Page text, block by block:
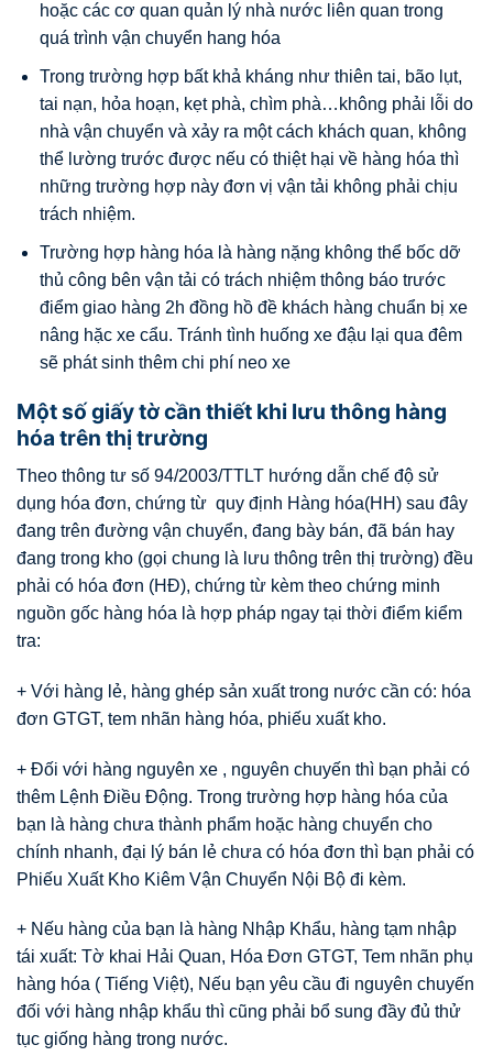
hoặc các cơ quan quản lý nhà nước liên quan trong
quá trình vận chuyển hang hóa
Trong trường hợp bất khả kháng như thiên tai, bão lụt,
tai nạn, hỏa hoạn, kẹt phà, chìm phà…không phải lỗi do
nhà vận chuyển và xảy ra một cách khách quan, không
thể lường trước được nếu có thiệt hại về hàng hóa thì
những trường hợp này đơn vị vận tải không phải chịu
trách nhiệm.
Trường hợp hàng hóa là hàng nặng không thể bốc dỡ
thủ công bên vận tải có trách nhiệm thông báo trước
điểm giao hàng 2h đồng hồ đề khách hàng chuẩn bị xe
nâng hặc xe cẩu. Tránh tình huống xe đậu lại qua đêm
sẽ phát sinh thêm chi phí neo xe
Một số giấy tờ cần thiết khi lưu thông hàng
hóa trên thị trường
Theo thông tư số 94/2003/TTLT hướng dẫn chế độ sử
dụng hóa đơn, chứng từ quy định Hàng hóa(HH) sau đây
đang trên đường vận chuyển, đang bày bán, đã bán hay
đang trong kho (gọi chung là lưu thông trên thị trường) đều
phải có hóa đơn (HĐ), chứng từ kèm theo chứng minh
nguồn gốc hàng hóa là hợp pháp ngay tại thời điểm kiểm
tra:
+ Với hàng lẻ, hàng ghép sản xuất trong nước cần có: hóa
đơn GTGT, tem nhãn hàng hóa, phiếu xuất kho.
+ Đối với hàng nguyên xe , nguyên chuyến thì bạn phải có
thêm Lệnh Điều Động. Trong trường hợp hàng hóa của
bạn là hàng chưa thành phẩm hoặc hàng chuyển cho
chính nhanh, đại lý bán lẻ chưa có hóa đơn thì bạn phải có
Phiếu Xuất Kho Kiêm Vận Chuyển Nội Bộ đi kèm.
+ Nếu hàng của bạn là hàng Nhập Khẩu, hàng tạm nhập
tái xuất: Tờ khai Hải Quan, Hóa Đơn GTGT, Tem nhãn phụ
hàng hóa ( Tiếng Việt), Nếu bạn yêu cầu đi nguyên chuyến
đối với hàng nhập khẩu thì cũng phải bổ sung đầy đủ thử
tục giống hàng trong nước.